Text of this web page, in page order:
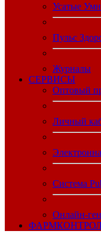
Усатые
Пульс
Журналы
CЕРВИСЫ
Оптовый
Личный
Система
Онлайн-